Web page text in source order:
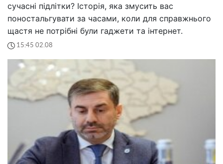
сучасні підлітки? Історія, яка змусить вас
поностальгувати за часами, коли для справжнього
щастя не потрібні були гаджети та інтернет.
15:45 02.08